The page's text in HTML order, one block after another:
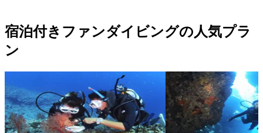
宿泊付きファンダイビングの人気プラ
ン